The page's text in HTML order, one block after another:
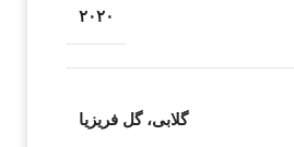
۲۰۲۰
گلابی، گل فریزیا